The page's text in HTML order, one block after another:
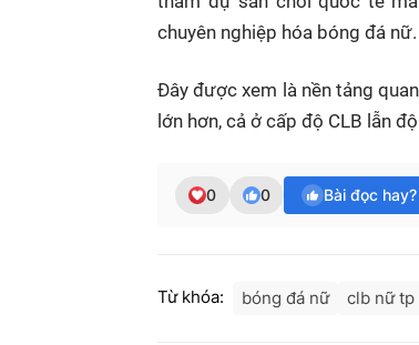
chuyên nghiệp hóa bóng đá nữ.
Đây được xem là nền tảng
lớn hơn, cả ở cấp độ CLB lẫn
0 0 Bài đọc
Từ khóa: bóng đá nữ clb nữ tp